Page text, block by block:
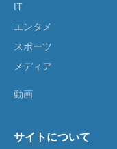
IT
エンタメ
スポーツ
メディア
動画
サイトについて